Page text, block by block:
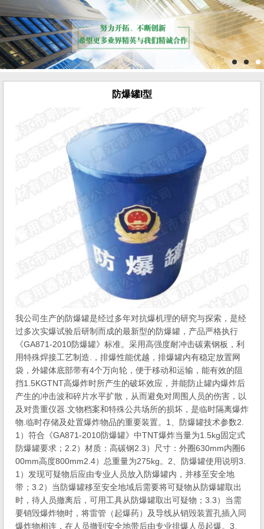
防爆罐I型
我公司生产的防爆罐是经过多年对抗爆机理的研究与探索，是经
过多次实爆试验后研制而成的最新型的防爆罐，产品严格执行
《GA871-2010防爆罐》标准。采用高强度耐冲击碳素钢板，利
用特殊焊接工艺制造.，排爆性能优越，排爆罐内有稳定放置网
袋，外罐体底部带有4个万向轮，便于移动和运输，能有效的阻
挡1.5KGTNT高爆炸时所产生的破坏效应，并能防止罐内爆炸后
产生的冲击波和碎片水平扩散，从而避免对周围人员的伤害，以
及对贵重仪器.文物档案和特殊公共场所的损坏，是临时隔离爆炸
物.临时存储及处置爆炸物品的重要装置。1、防爆罐技术参数2.
1）符合《GA871-2010防爆罐》中TNT爆炸当量为1.5kg固定式
防爆罐要求；2.2）材质：高碳钢2.3）尺寸：外圈630mm内圈6
00mm高度800mm2.4）总重量为275kg。2、防爆罐使用说明3.
1）发现可疑物后应由专业人员放入防爆罐内，并移至安全地
带；3.2）当防爆罐移至安全地域后需要将可疑物从防爆罐取出
时，待人员撤离后，可用工具从防爆罐取出可疑物；3.3）当需
要销毁爆炸物时，将雷管（起爆药）及导线从销毁装置孔插入同
爆炸物相连，在人员撤到安全地带后由专业排爆人员起爆。3、